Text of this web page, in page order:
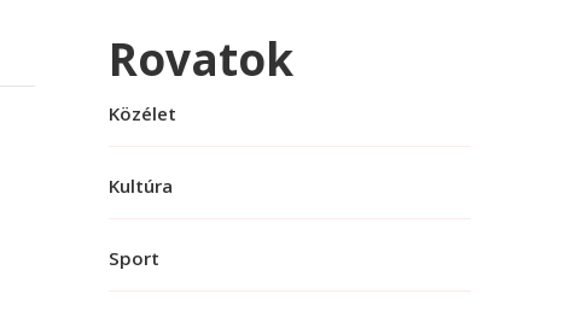
Rovatok
Közélet
Kultúra
Sport